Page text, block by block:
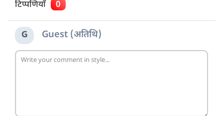
टिप्पणियाँ 0
G Guest (अतिथि)